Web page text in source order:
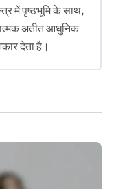
में पृष्ठभूमि के साथ,
अतीत आधुनिक
देता है।